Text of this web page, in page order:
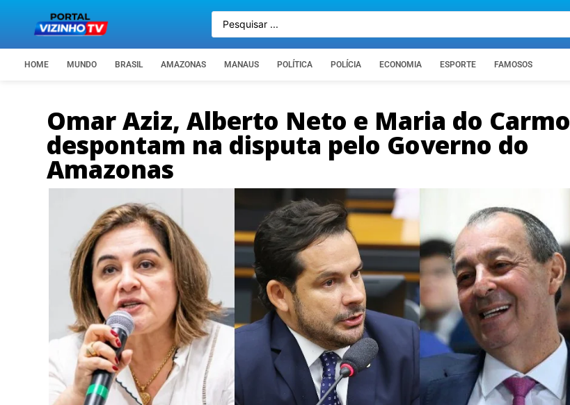
HOME MUNDO BRASIL AMAZONAS MANAUS POLÍTICA POLÍCIA ECONOMIA ESPORTE FAMOSOS
Omar Aziz, Alberto Neto e Maria do Carmo
despontam na disputa pelo Governo do
Amazonas